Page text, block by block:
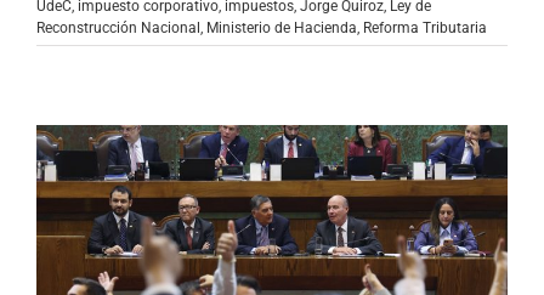
UdeC impuesto corporativo impuestos Jorge Quiroz Ley de
Reconstrucción Nacional Ministerio de Hacienda Reforma Tributaria